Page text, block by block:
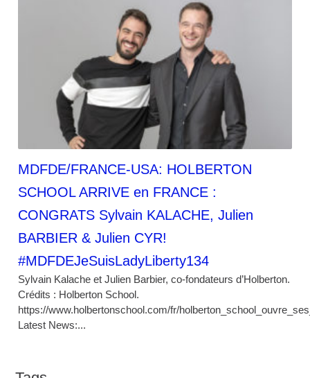
MDFDE/FRANCE-USA: HOLBERTON
SCHOOL ARRIVE en FRANCE :
CONGRATS Sylvain KALACHE, Julien
BARBIER & Julien CYR!
#MDFDEJeSuisLadyLiberty134
Sylvain Kalache et Julien Barbier, co-fondateurs d’Holberton.
Crédits : Holberton School.
https://www.holbertonschool.com/fr/
Latest News:...